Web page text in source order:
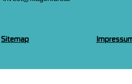
Sitemap